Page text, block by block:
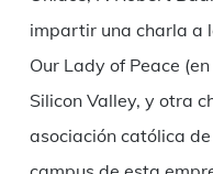
impartir una charla a
Our Lady of Peace
Silicon Valley, y otra
asociación católica